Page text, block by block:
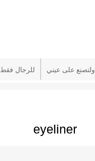
للرجال فقط ولتصنع على عيني
eyeliner